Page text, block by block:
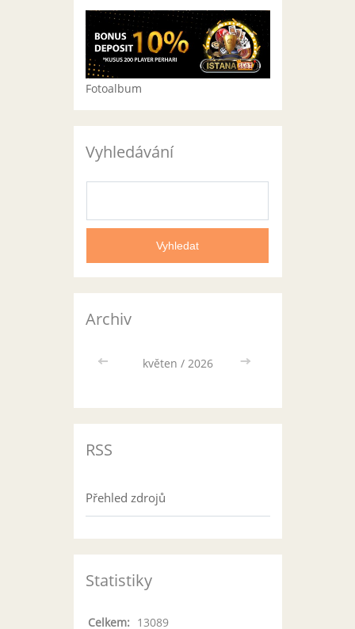
Fotoalbum
Vyhledávání
Archiv
<< květen / 2026 >>
RSS
Přehled zdrojů
Statistiky
Celkem: 13089